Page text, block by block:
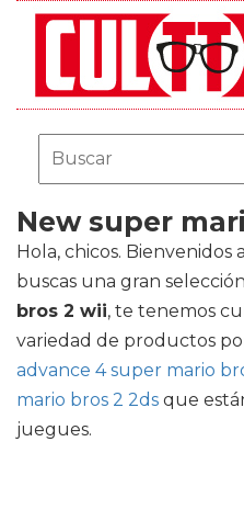
New super
Hola, chicos. Bienvenidos
buscas una gran
bros 2 wii, te tenemos
variedad de productos
advance 4 super mario
mario bros 2 2ds que
juegues.